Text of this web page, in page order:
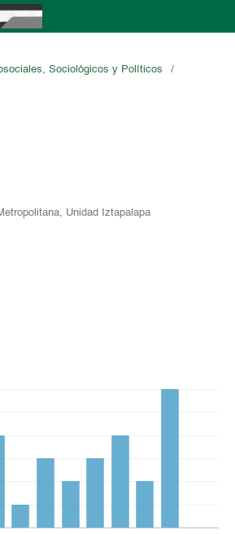
Sociológicos y Políticos
/
Unidad Iztapalapa